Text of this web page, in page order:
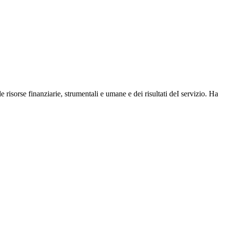
risorse finanziarie, strumentali e umane e dei risultati deI servizio. Ha